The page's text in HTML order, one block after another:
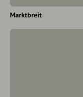
Marktbreit